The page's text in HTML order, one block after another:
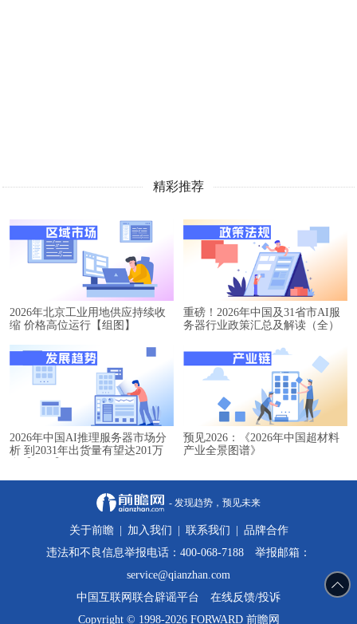
精彩推荐
2026年北京工业用地供应持续收
缩 价格高位运行【组图】
重磅！2026年中国及31省市AI服
务器行业政策汇总及解读（全）
2026年中国AI推理服务器市场分
析 到2031年出货量有望达201万
预见2026：《2026年中国超材料
产业全景图谱》
- 发现趋势，预见未来
关于前瞻 | 加入我们 | 联系我们 | 品牌合作
违法和不良信息举报电话：400-068-7188 举报邮箱：
service@qianzhan.com
中国互联网联合辟谣平台
在线反馈/投诉
Copyright © 1998-2026 FORWARD 前瞻网